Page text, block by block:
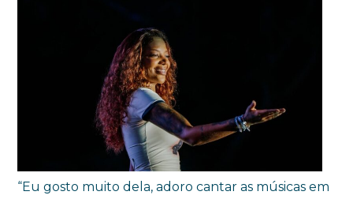
“Eu gosto muito dela, adoro cantar as músicas em